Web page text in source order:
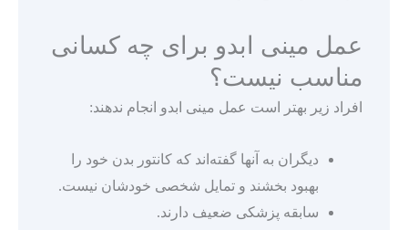
عمل مینی ابدو برای چه کسانی
مناسب نیست؟
افراد زیر بهتر است عمل مینی ابدو انجام ندهند:
دیگران به آنها گفته‌اند که کانتور بدن خود را
بهبود بخشند و تمایل شخصی خودشان نیست.
سابقه پزشکی ضعیف دارند.